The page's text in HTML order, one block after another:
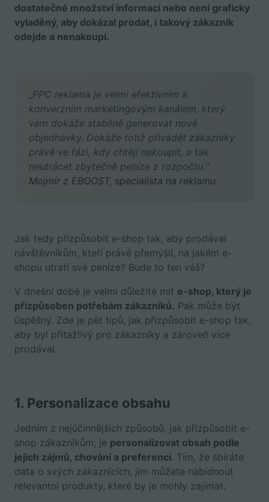
dostatečné množství informací nebo není graficky
vyladěný, aby dokázal prodat, i takový zákazník
odejde a nenakoupí.
„PPC reklama je velmi efektivním a
konverzním marketingovým kanálem, který
vám dokáže stabilně generovat nové
objednávky. Dokáže totiž přivádět zákazníky
právě ve fázi, kdy chtějí nakoupit, a tak
neutrácet zbytečně peníze z rozpočtu.“
Mojmír z EBOOST, specialista na reklamu
Jak tedy přizpůsobit e-shop tak, aby prodával
návštěvníkům, kteří právě přemýšlí, na jakém e-
shopu utratí své peníze? Bude to ten váš?
V dnešní době je velmi důležité mít e-shop, který je
přizpůsoben potřebám zákazníků. Pak může být
úspěšný. Zde je pět tipů, jak přizpůsobit e-shop tak,
aby byl přitažlivý pro zákazníky a zároveň více
prodával.
1. Personalizace obsahu
Jedním z nejúčinnějších způsobů, jak přizpůsobit e-
shop zákazníkům, je personalizovat obsah podle
jejich zájmů, chování a preferencí. Tím, že sbíráte
data o svých zákaznících, jim můžete nabídnout
relevantní produkty, které by je mohly zajímat.